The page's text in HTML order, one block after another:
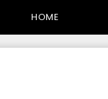
HOME